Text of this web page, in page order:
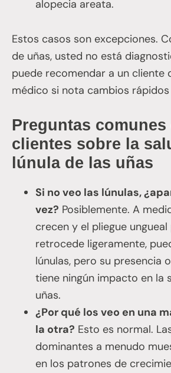
alopecia areata.
Estos casos son excepciones.
de uñas, usted no está
puede recomendar a un cliente
médico si nota cambios
Preguntas comunes
clientes sobre la
lúnula de las uñas
Si no veo las lúnulas,
vez? Posiblemente. A
crecen y el pliegue
retrocede ligeramente,
lúnulas, pero su presencia
tiene ningún impacto en la
uñas.
¿Por qué los veo en una
la otra? Esto es normal.
dominantes a menudo
en los patrones de